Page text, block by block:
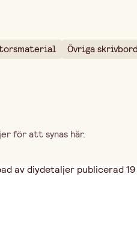
Övriga
för att synas här.